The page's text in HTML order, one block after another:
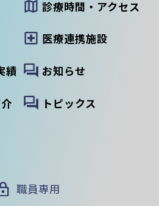
績
診療時間・アクセス
医療連携施設
お知らせ
トピックス
職員専用